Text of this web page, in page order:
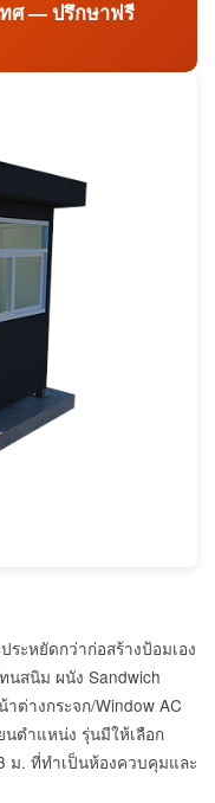
ทศ — ปรึกษาฟรี
ระหยัดกว่าก่อสร้างป้อมเอง
นสนิม ผนัง Sandwich
ต่างกระจก/Window AC
นตำแหน่ง รุ่นมีให้เลือก
ม. ที่ทำเป็นห้องควบคุมและ